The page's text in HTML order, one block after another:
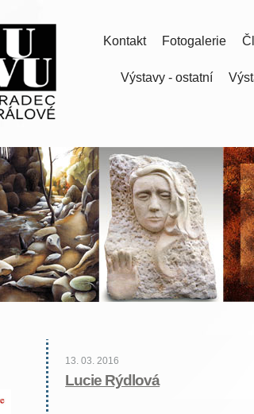
Fotogalerie
Kontakt
Výstavy - ostatní
13. 03. 2016
Lucie Rýdlová